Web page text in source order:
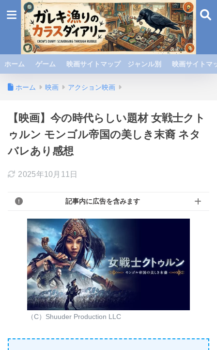
ホーム ゲーム 映画サイトマップ ジャンル別 映画サイト
ホーム 映画 アクション映画
【映画】今の時代らしい題材 女戦士クト
ゥルン モンゴル帝国の美しき末裔 ネタ
バレあり感想
2025年10月11日
記事内に広告を含みます
（C）Shuuder Production LLC